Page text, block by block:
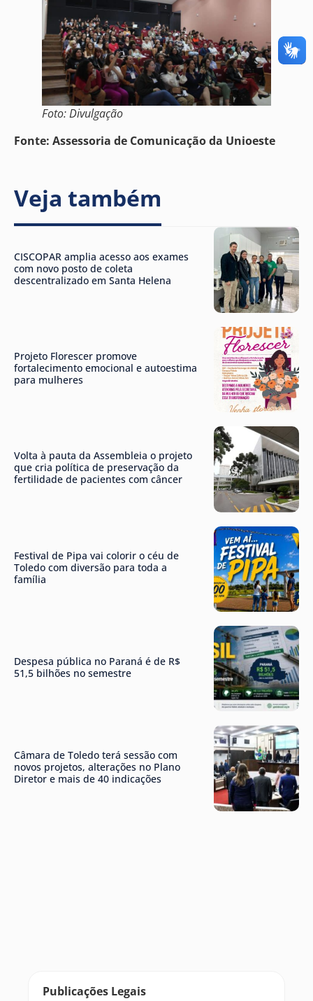
Foto: Divulgação
Fonte: Assessoria de Comunicação da Unioeste
Veja também
CISCOPAR amplia acesso aos exames
com novo posto de coleta
descentralizado em Santa Helena
Projeto Florescer promove
fortalecimento emocional e autoestima
para mulheres
Volta à pauta da Assembleia o projeto
que cria política de preservação da
fertilidade de pacientes com câncer
Festival de Pipa vai colorir o céu de
Toledo com diversão para toda a
família
Despesa pública no Paraná é de R$
51,5 bilhões no semestre
Câmara de Toledo terá sessão com
novos projetos, alterações no Plano
Diretor e mais de 40 indicações
Publicações Legais